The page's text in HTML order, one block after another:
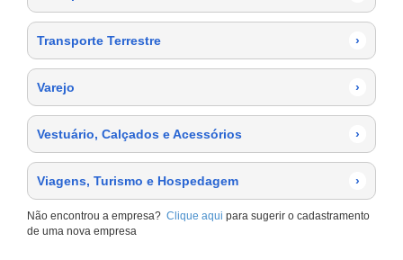
Transporte Terrestre ›
Varejo ›
Vestuário, Calçados e Acessórios ›
Viagens, Turismo e Hospedagem ›
Não encontrou a empresa? Clique aqui para sugerir o cadastramento
de uma nova empresa